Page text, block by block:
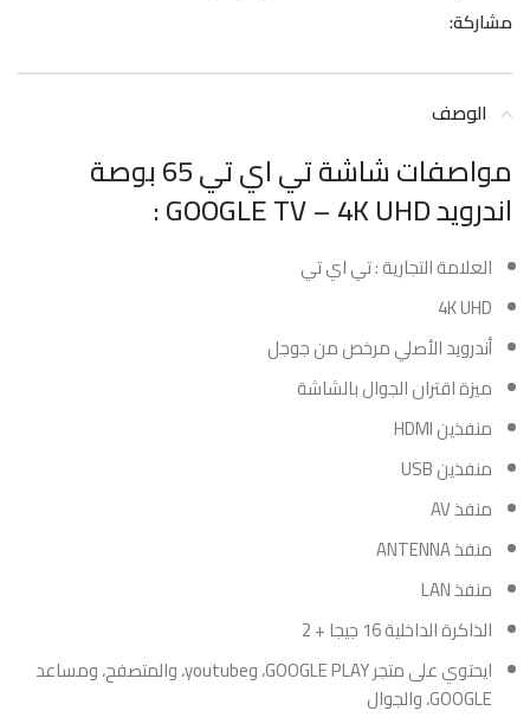
مشاركة:
الوصف
مواصفات شاشة تي اي تي 65 بوصة
اندرويد GOOGLE TV – 4K UHD :
العلامة التجارية : تي اي تي
4K UHD
أندرويد الأصلي مرخص من جوجل
ميزة اقتران الجوال بالشاشة
منفذين HDMI
منفذين USB
منفذ AV
منفذ ANTENNA
منفذ LAN
الذاكرة الداخلية 16 جيجا + 2
ايحتوي على متجر GOOGLE PLAY، وyoutube، والمتصفح، ومساعد
GOOGLE، والجوال